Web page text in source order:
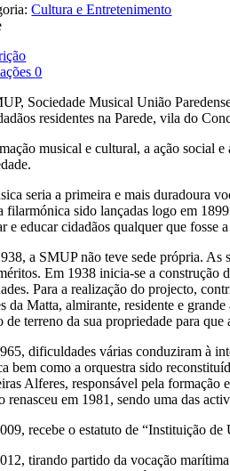
Cultura e Entretenimento
0
Sociedade Musical União
residentes na Parede, vila do
musical e cultural, a ação social
seria a primeira e mais duradoura
filarmónica sido lançadas logo em
e educar cidadãos qualquer que fosse
a SMUP não teve sede própria. As
Em 1938 inicia-se a construção
Para a realização do projecto,
da Matta, almirante, residente e
de terreno da sua propriedade para
dificuldades várias conduziram à
bem como a orquestra sido
Alferes, responsável pela formação
renasceu em 1981, sendo uma das
recebe o estatuto de “Instituição de
tirando partido da vocação